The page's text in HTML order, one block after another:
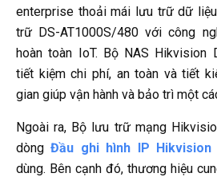
enterprise thoải mái lưu trữ dữ
trữ DS-AT1000S/480 với công
hoàn toàn IoT. Bộ NAS Hikvision
tiết kiệm chi phí, an toàn và tiết
gian giúp vận hành và bảo trì một
Ngoài ra, Bộ lưu trữ mạng
dòngĐầu ghi hình IP Hikvision
dùng. Bên cạnh đó, thương hiệu